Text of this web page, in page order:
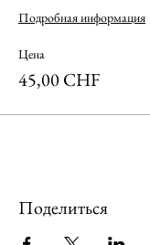
Подробная информация
Цена
45,00 CHF
Поделиться